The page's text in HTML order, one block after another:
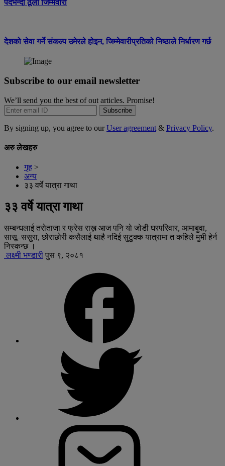
पदभन्दा ठूलो जिम्मेवारी
देशको सेवा गर्ने संकल्प उमेरले होइन, जिम्मेवारीप्रतिको निष्ठाले निर्धारण गर्छ
Subscribe to our email newsletter
We’ll send you the best of out articles. Promise!
Subscribe
By signing up, you agree to ourUser agreement & Privacy Policy.
अरु लेखहरु
गृह >
अन्य
३३ वर्षे यात्रा गाथा
३३ वर्षे यात्रा गाथा
सम्बन्धलाई तरोताजा र फ्रेस राख्न आज पनि यो जोडी घरपरिवार, आमाबुवा,
सासू–ससुरा, छोराछोरी कसैलाई थाहै नदिई सुटुक्क यात्रामा त कहिले मुभी हेर्न
निस्कन्छ ।
लक्ष्मी भण्डारी पुस ९, २०८१